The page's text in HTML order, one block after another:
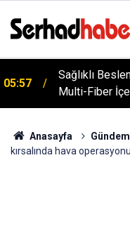
05:57
Sağlıklı
Multi-Fiber
Anasayfa Gündem
kırsalında hava operasyonu